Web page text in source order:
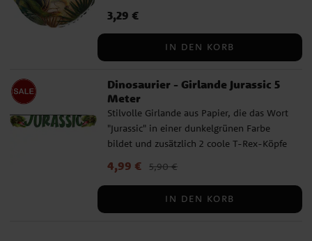
jemanden, der Dinosaurier liebt.
Accessoires zum gleichen Dinosaurier-
und kann mit Helium oder Luft gefüllt
werden. Der Ballon hat ein
selbstschließendes Ventil und um ihn mit
normaler Luft aufzublasen benötigt man
eine Ballonpumpe oder alternativ einen
Strohhalm.
Preis :3,29 €
3,29 €
IN DEN KORB
Dinosaurier - Girlande Jurassic 5
Meter
Stilvolle Girlande aus Papier, die das Wort
"Jurassic" in einer dunkelgrünen Farbe
bildet und zusätzlich 2 coole T-Rex-Köpfe
Dinosaurierparty. Einfach mit einem
kleinen Stück Klebeband aufzuhängen.
Kombinieren Sie es gerne mit unseren
Aktueller Preis:
4,99 € 5,90 €
IN DEN KORB